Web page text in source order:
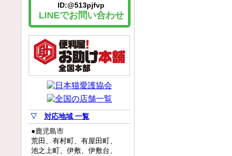
ID:@513pjfvp
LINEでお問い合わせ
▽ 対応地域 一覧
●鹿児島市
荒田、有村町、有屋田町、
池之上町、伊敷、伊敷台、